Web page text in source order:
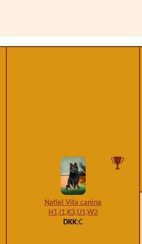
Natiel Vita canina
H1,I1,K3,U1,W2
DKK:C